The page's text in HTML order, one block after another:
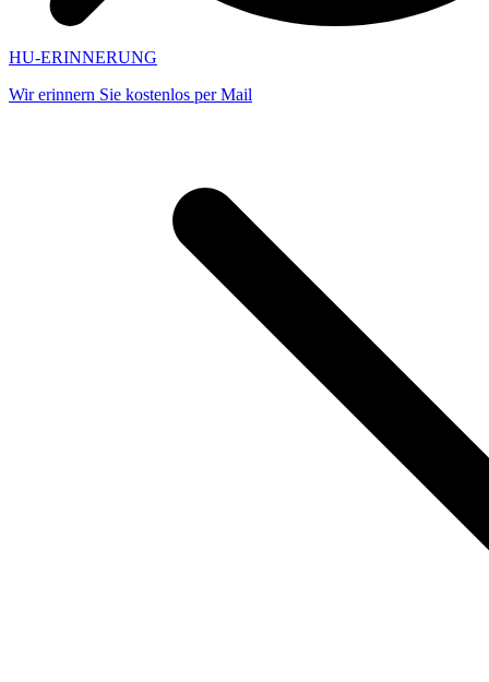
HU-ERINNERUNG
Wir erinnern Sie kostenlos per Mail